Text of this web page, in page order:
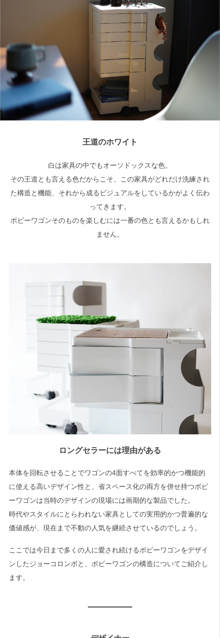
王道のホワイト
白は家具の中でもオーソドックスな色。
その王道とも言える色だからこそ、この家具がどれだけ洗練され
た構造と機能、それから成るビジュアルをしているかがよく伝わ
ってきます。
ボビーワゴンそのものを楽しむには一番の色とも言えるかもしれ
ません。
ロングセラーには理由がある
本体を回転させることでワゴンの4面すべてを効率的かつ機能的
に使える高いデザイン性と、省スペース化の両方を併せ持つボビ
ーワゴンは当時のデザインの現場には画期的な製品でした。
時代やスタイルにとらわれない家具としての実用的かつ普遍的な
価値感が、現在まで不動の人気を継続させているのでしょう。
ここでは今日まで多くの人に愛され続けるボビーワゴンをデザイ
ンしたジョーコロンボと、ボビーワゴンの構造についてご紹介し
ます。